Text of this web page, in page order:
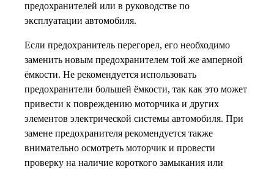
предохранителей или в руководстве по
эксплуатации автомобиля.
Если предохранитель перегорел, его необходимо
заменить новым предохранителем той же амперной
ёмкости. Не рекомендуется использовать
предохранители большей ёмкости, так как это может
привести к повреждению моторчика и других
элементов электрической системы автомобиля. При
замене предохранителя рекомендуется также
внимательно осмотреть моторчик и провести
проверку на наличие короткого замыкания или